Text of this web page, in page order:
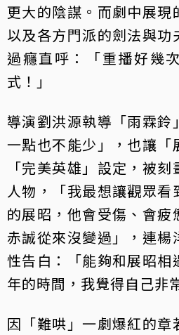
更大的陰謀。而劇中展現
以及各方門派的劍法與功
過癮直呼：「重播好幾
式！」
導演劉洪源執導「雨霖鈴
一點也不能少」，也讓「
「完美英雄」設定，被
人物，「我最想讓觀眾看
的展昭，他會受傷、會疲
赤誠從來沒變過」，連楊
性告白：「能夠和展昭相
年的時間，我覺得自己非
因「難哄」一劇爆紅的章